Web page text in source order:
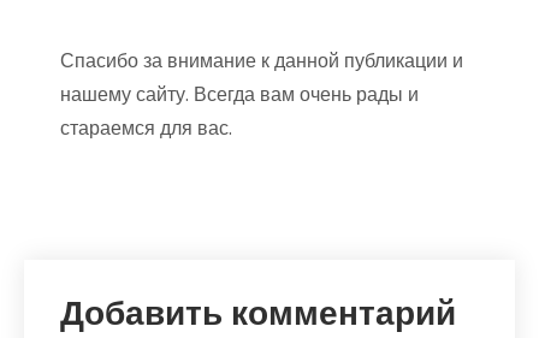
Спасибо за внимание к данной публикации и
нашему сайту. Всегда вам очень рады и
стараемся для вас.
Добавить комментарий